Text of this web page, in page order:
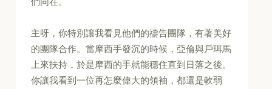
主呀，你特別讓我看見他們的禱告團隊，有著美好
的團隊合作。當摩西手發沉的時候，亞倫與戶珥馬
上來扶持，於是摩西的手就能穩住直到日落之後。
你讓我看到一位再怎麼偉大的領袖，都還是軟弱